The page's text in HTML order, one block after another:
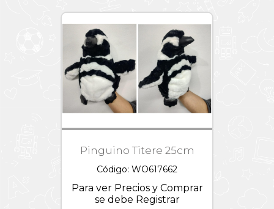
Pinguino Titere 25cm
Código: WO617662
Para ver Precios y Comprar
se debe Registrar